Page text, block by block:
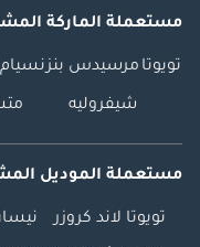
مستعملة الماركة
تويوتا مرسيدس بنزنسيام
شيفروليه
مستعملة الموديل
تويوتا لاند كروزر